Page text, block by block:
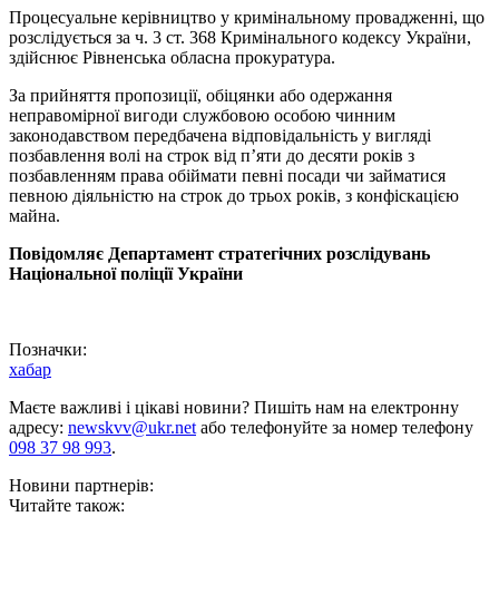
Процесуальне керівництво у кримінальному провадженні, що
розслідується за ч. 3 ст. 368 Кримінального кодексу України,
здійснює Рівненська обласна прокуратура.
За прийняття пропозиції, обіцянки або одержання
неправомірної вигоди службовою особою чинним
законодавством передбачена відповідальність у вигляді
позбавлення волі на строк від п’яти до десяти років з
позбавленням права обіймати певні посади чи займатися
певною діяльністю на строк до трьох років, з конфіскацією
майна.
Повідомляє Департамент стратегічних розслідувань
Національної поліції України
Позначки:
хабар
Маєте важливі і цікаві новини? Пишіть нам на електронну
адресу: newskvv@ukr.netабо телефонуйте за номер телефону
098 37 98 993.
Новини партнерів:
Читайте також: